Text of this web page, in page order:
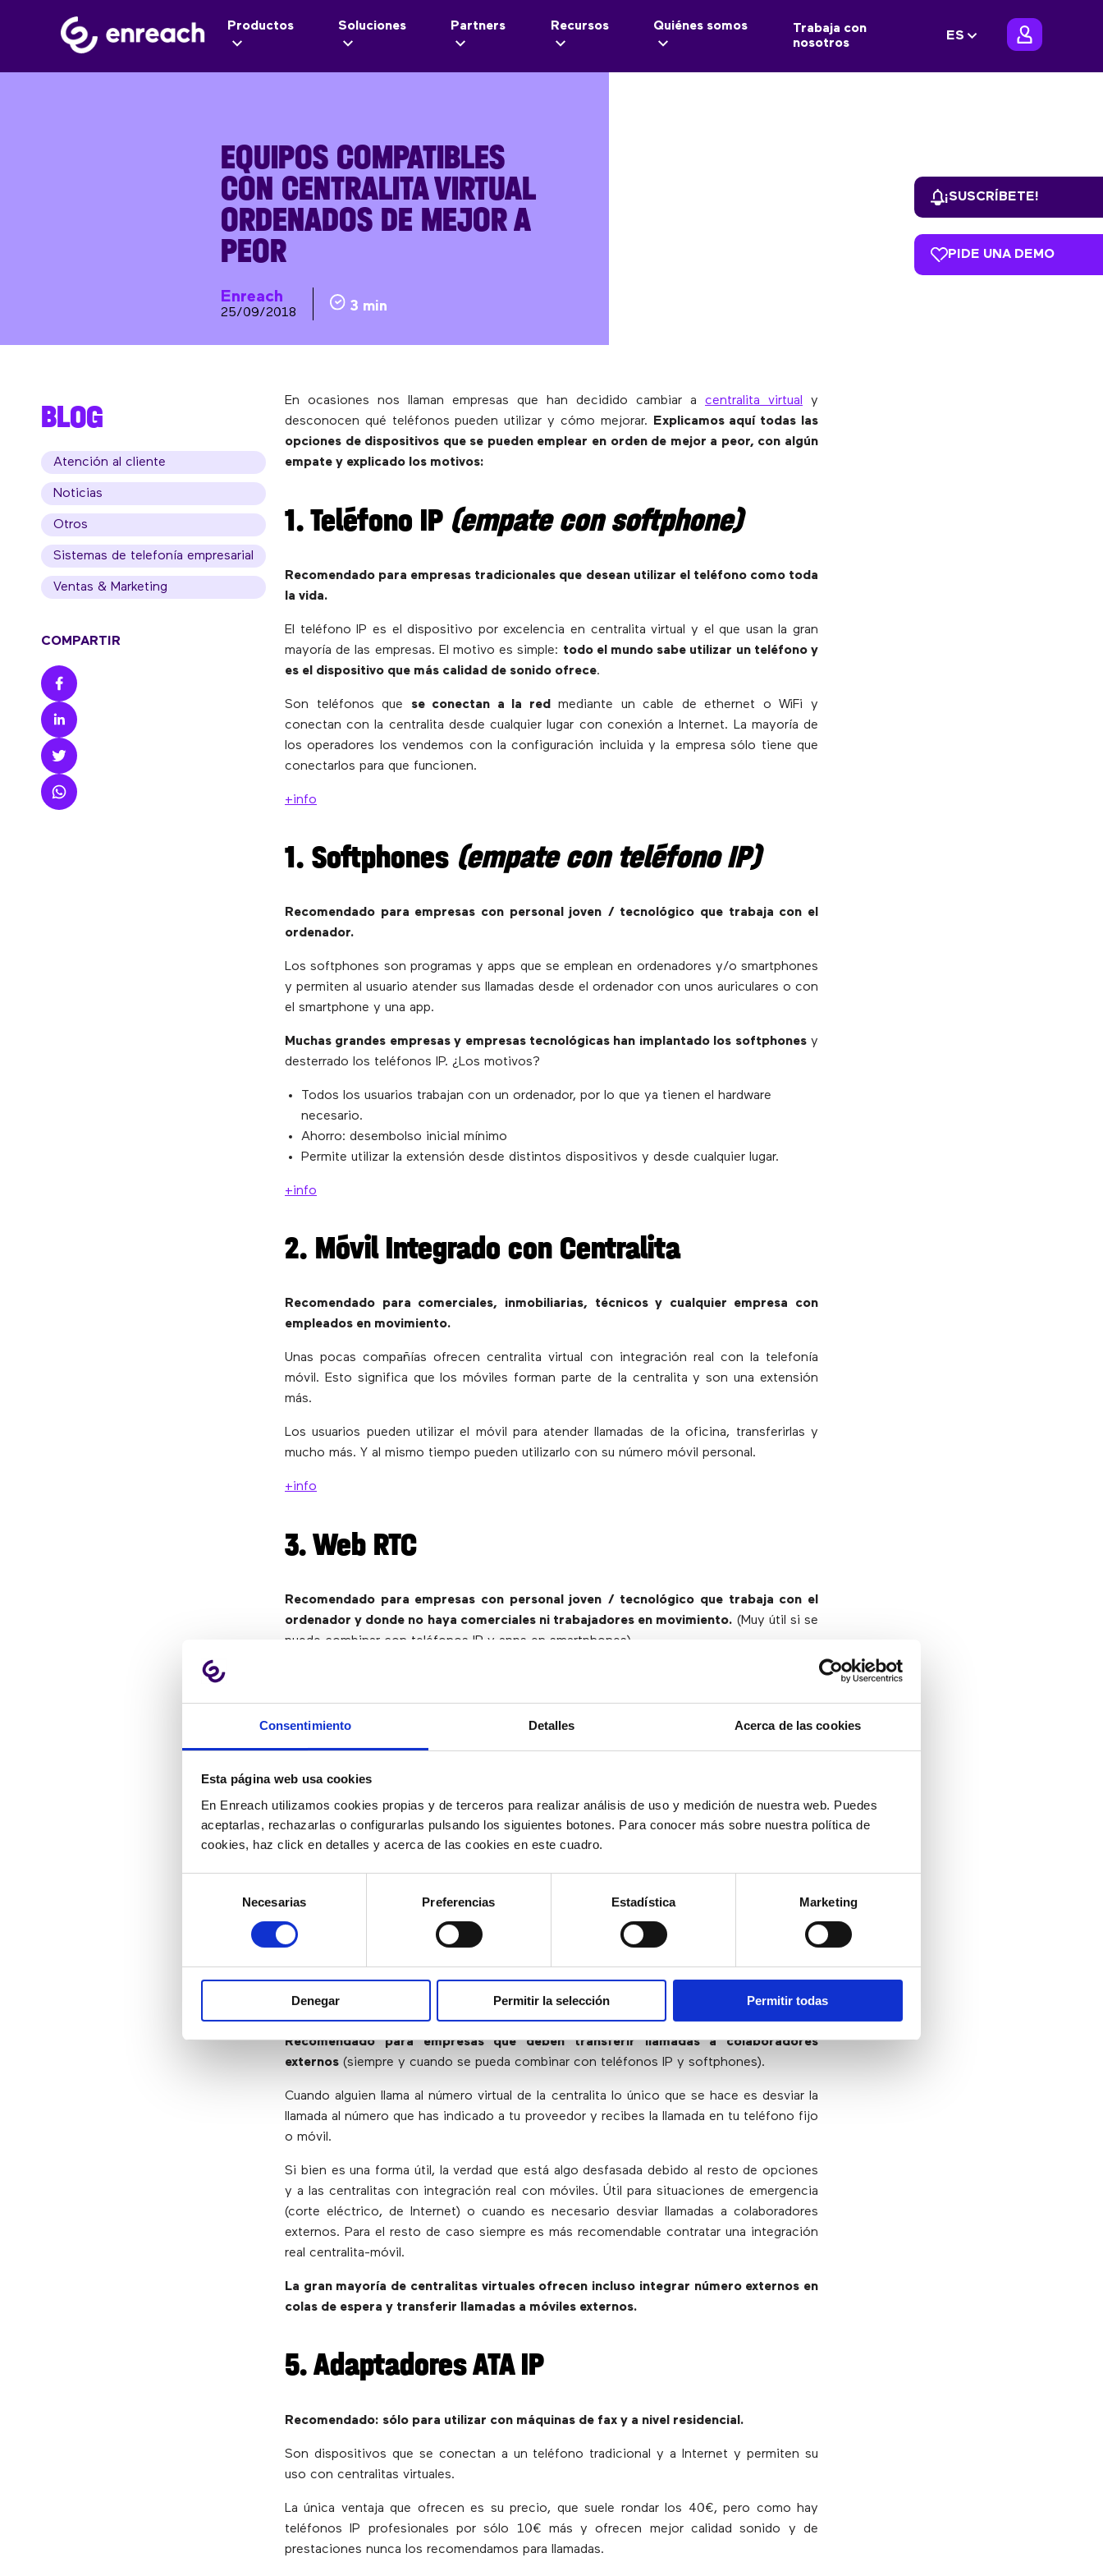
Consentimiento Detalles Acerca de las cookies
Esta página web usa cookies
En Enreach utilizamos cookies propias y de terceros para realizar análisis de uso y medición de nuestra web. Puedes
aceptarlas, rechazarlas o configurarlas pulsando los siguientes botones. Para conocer más sobre nuestra política de
cookies, haz click en detalles y acerca de las cookies en este cuadro.
consentimiento
Necesarias Preferencias Estadística Marketing
Denegar Permitir la selección Permitir todas
Productos Soluciones Partners Recursos Quiénes somos
Trabaja con
nosotros
ES
EQUIPOS COMPATIBLES
CON CENTRALITA VIRTUAL
ORDENADOS DE MEJOR A
PEOR
Enreach
25/09/2018 3 min
En ocasiones nos llaman empresas que han decidido cambiar a centralita virtual y
desconocen qué teléfonos pueden utilizar y cómo mejorar. Explicamos aquí todas las
opciones de dispositivos que se pueden emplear en orden de mejor a peor, con algún
empate y explicado los motivos:
1. Teléfono IP (empate con softphone)
Recomendado para empresas tradicionales que desean utilizar el teléfono como toda
la vida.
El teléfono IP es el dispositivo por excelencia en centralita virtual y el que usan la gran
mayoría de las empresas. El motivo es simple: todo el mundo sabe utilizar un teléfono y
es el dispositivo que más calidad de sonido ofrece.
Son teléfonos que se conectan a la red
mediante un cable de ethernet o WiFi y
conectan con la centralita desde cualquier lugar con conexión a Internet. La mayoría de
los operadores los vendemos con la configuración incluida y la empresa sólo tiene que
conectarlos para que funcionen.
+info
1. Softphones (empate con teléfono IP)
Recomendado para empresas con personal joven / tecnológico que trabaja con el
ordenador.
Los softphones son programas y apps que se emplean en ordenadores y/o smartphones
y permiten al usuario atender sus llamadas desde el ordenador con unos auriculares o con
el smartphone y una app.
Muchas grandes empresas y empresas tecnológicas han implantado los softphonesy
desterrado los teléfonos IP. ¿Los motivos?
Todos los usuarios trabajan con un ordenador, por lo que ya tienen el hardware
necesario.
Ahorro: desembolso inicial mínimo
Permite utilizar la extensión desde distintos dispositivos y desde cualquier lugar.
+info
2. Móvil Integrado con Centralita
Recomendado para comerciales, inmobiliarias, técnicos y cualquier empresa con
empleados en movimiento.
Unas pocas compañías ofrecen centralita virtual con integración real con la telefonía
móvil. Esto significa que los móviles forman parte de la centralita y son una extensión
más.
Los usuarios pueden utilizar el móvil para atender llamadas de la oficina, transferirlas y
mucho más. Y al mismo tiempo pueden utilizarlo con su número móvil personal.
+info
3. Web RTC
Recomendado para empresas con personal joven / tecnológico que trabaja con el
ordenador y donde no haya comerciales ni trabajadores en movimiento. (Muy útil si se
puede combinar con teléfonos IP y apps en smartphones)
La gran ventaja del Web RTC es su simplicidad: basta con acceder a una web y loguearse
con un usuario y una contraseña para que funcione.
Los web RTC de nivel empresarial incluyen chat interno, permiten compartir archivos,
hacer comunicaciones globales, crear grupos de trabajo, compartir agenday mucho
más.
4. Fijos y móviles de otras compañías
(desvío de llamadas)
Todas las centralitas incluyen esta opción.
Recomendado para empresas que deben transferir llamadas a colaboradores
externos (siempre y cuando se pueda combinar con teléfonos IP y softphones).
Cuando alguien llama al número virtual de la centralita lo único que se hace es desviar la
llamada al número que has indicado a tu proveedor y recibes la llamada en tu teléfono fijo
o móvil.
Si bien es una forma útil, la verdad que está algo desfasada debido al resto de opciones
y a las centralitas con integración real con móviles. Útil para situaciones de emergencia
(corte eléctrico, de Internet) o cuando es necesario desviar llamadas a colaboradores
externos. Para el resto de caso siempre es más recomendable contratar una integración
real centralita-móvil.
La gran mayoría de centralitas virtuales ofrecen incluso integrar número externos en
colas de espera y transferir llamadas a móviles externos.
5. Adaptadores ATA IP
Recomendado: sólo para utilizar con máquinas de fax y a nivel residencial.
Son dispositivos que se conectan a un teléfono tradicional y a Internet y permiten su
uso con centralitas virtuales.
La única ventaja que ofrecen es su precio, que suele rondar los 40€, pero como hay
teléfonos IP profesionales por sólo 10€ más y ofrecen mejor calidad sonido y de
prestaciones nunca los recomendamos para llamadas.
BLOG
Atención al cliente
Noticias
Otros
Sistemas de telefonía empresarial
Ventas & Marketing
COMPARTIR
¡SUSCRÍBETE!
PIDE UNA DEMO